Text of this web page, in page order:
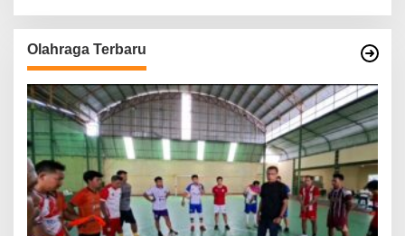
Olahraga Terbaru